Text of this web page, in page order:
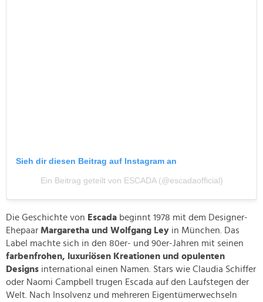
Sieh dir diesen Beitrag auf Instagram an
Ein Beitrag geteilt von ESCADA (@escadaofficial)
Die Geschichte von Escada beginnt 1978 mit dem Designer-
Ehepaar Margaretha und Wolfgang Ley in München. Das
Label machte sich in den 80er- und 90er-Jahren mit seinen
farbenfrohen, luxuriösen Kreationen und opulenten
Designs international einen Namen. Stars wie Claudia Schiffer
oder Naomi Campbell trugen Escada auf den Laufstegen der
Welt. Nach Insolvenz und mehreren Eigentümerwechseln